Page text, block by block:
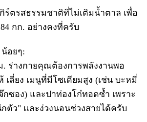
กิร์ตรสธรรมชาติที่ไม่เติมน้ำตาล เพื่อ
กก. อย่างคงที่ครับ
น้อยๆ:
. ร่างกายคุณต้องการพลังงานพอ
เลี่ยง เมนูที่มีโซเดียมสูง (เช่น บะหมี่
กซอง) และปาท่องโก๋ทอดซ้ำ เพราะ
ตัว" และง่วงนอนช่วงสายได้ครับ